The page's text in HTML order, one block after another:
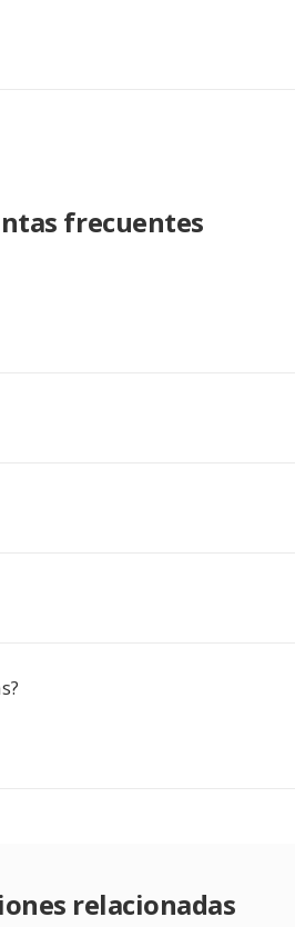
frecuentes
relacionadas